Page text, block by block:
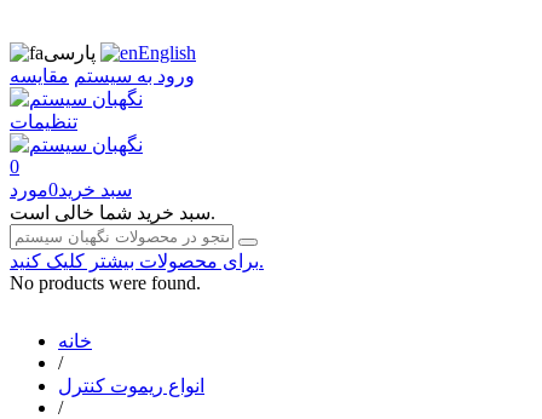
پارسی
English
ورود به سیستم مقایسه
تنظیمات
0
سبد خرید0مورد
سبد خرید شما خالی است.
برای محصولات بیشتر کلیک کنید.
No products were found.
خانه
/
انواع ریموت کنترل
/